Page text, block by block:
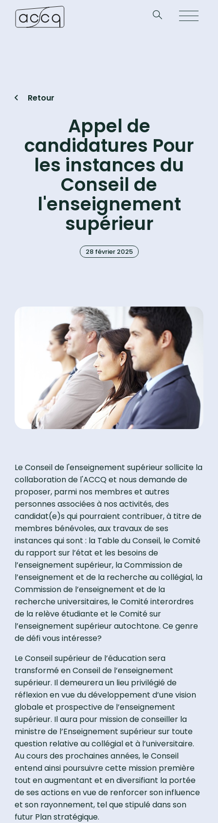
Retour
Appel de
candidatures Pour
les instances du
Conseil de
l'enseignement
supérieur
28 février 2025
Le Conseil de l'enseignement supérieur sollicite la
collaboration de l'ACCQ et nous demande de
proposer, parmi nos membres et autres
personnes associées à nos activités, des
candidat(e)s qui pourraient contribuer, à titre de
membres bénévoles, aux travaux de ses
instances qui sont : la Table du Conseil, le Comité
du rapport sur l’état et les besoins de
l’enseignement supérieur, la Commission de
l’enseignement et de la recherche au collégial, la
Commission de l’enseignement et de la
recherche universitaires, le Comité interordres
de la relève étudiante et le Comité sur
l’enseignement supérieur autochtone. Ce genre
de défi vous intéresse?
Le Conseil supérieur de l’éducation sera
transformé en Conseil de l’enseignement
supérieur. Il demeurera un lieu privilégié de
réflexion en vue du développement d’une vision
globale et prospective de l’enseignement
supérieur. Il aura pour mission de conseiller la
ministre de l’Enseignement supérieur sur toute
question relative au collégial et à l’universitaire.
Au cours des prochaines années, le Conseil
entend ainsi poursuivre cette mission première
tout en augmentant et en diversifiant la portée
de ses actions en vue de renforcer son influence
et son rayonnement, tel que stipulé dans son
futur Plan stratégique.